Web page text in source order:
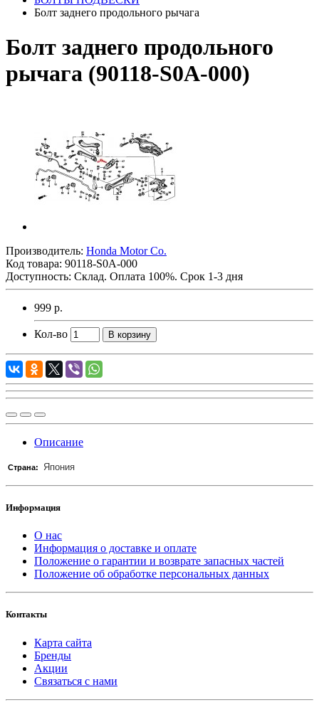
Болт заднего продольного рычага
Болт заднего продольного
рычага (90118-S0A-000)
Производитель: Honda Motor Co.
Код товара: 90118-S0A-000
Доступность: Склад. Оплата 100%. Срок 1-3 дня
999 р.
Кол-во В корзину
Описание
Страна: Япония
Информация
О нас
Информация о доставке и оплате
Положение о гарантии и возврате запасных частей
Положение об обработке персональных данных
Контакты
Карта сайта
Бренды
Акции
Связаться с нами